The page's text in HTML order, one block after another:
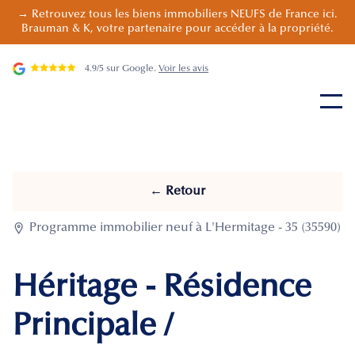
→ Retrouvez tous les biens immobiliers NEUFS de France ici.
Brauman & K, votre partenaire pour accéder à la propriété.
4.9/5 sur Google. Voir les avis
← Retour
 Programme immobilier neuf à L'Hermitage - 35 (35590)
Héritage - Résidence
Principale /